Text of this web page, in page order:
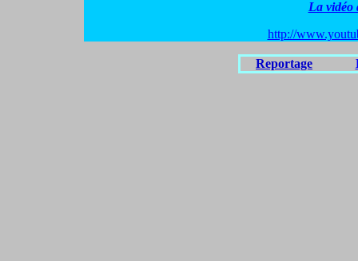
La vidéo
http://
Reportage